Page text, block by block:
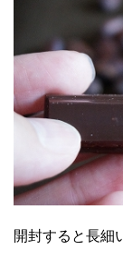
開封すると長細